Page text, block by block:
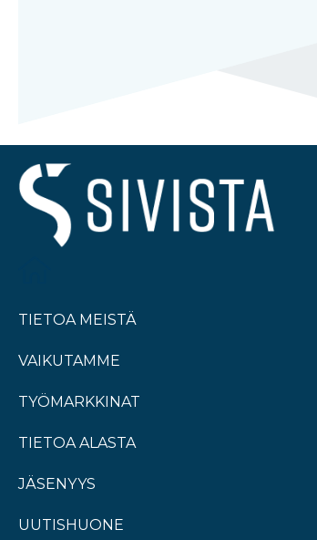
TIETOA MEISTÄ
VAIKUTAMME
TYÖMARKKINAT
TIETOA ALASTA
JÄSENYYS
UUTISHUONE